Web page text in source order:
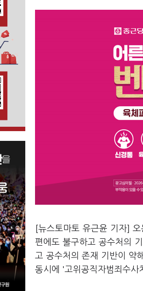
[뉴스토마토 유근윤 기자]
편에도 불구하고 공수처의
고 공수처의 존재 기반이 약
동시에 '고위공직자범죄수사